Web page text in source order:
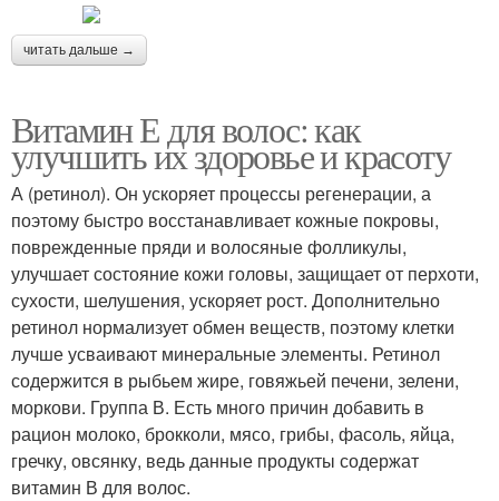
читать дальше →
Витамин Е для волос: как
улучшить их здоровье и красоту
А (ретинол). Он ускоряет процессы регенерации, а
поэтому быстро восстанавливает кожные покровы,
поврежденные пряди и волосяные фолликулы,
улучшает состояние кожи головы, защищает от перхоти,
сухости, шелушения, ускоряет рост. Дополнительно
ретинол нормализует обмен веществ, поэтому клетки
лучше усваивают минеральные элементы. Ретинол
содержится в рыбьем жире, говяжьей печени, зелени,
моркови. Группа В. Есть много причин добавить в
рацион молоко, брокколи, мясо, грибы, фасоль, яйца,
гречку, овсянку, ведь данные продукты содержат
витамин В для волос.